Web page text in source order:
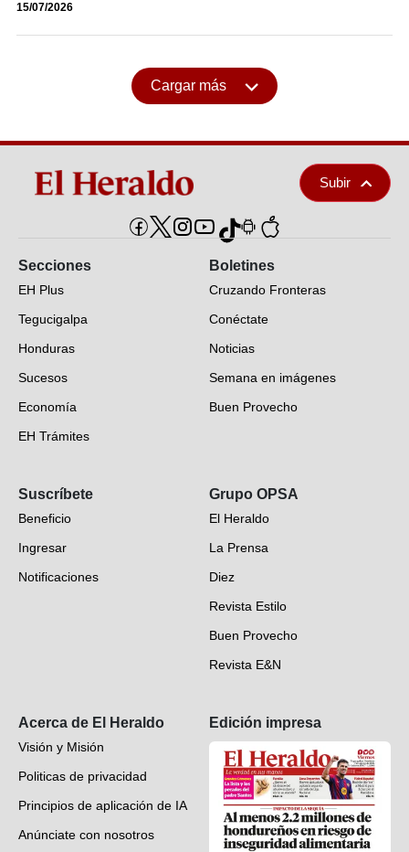
15/07/2026
Cargar más
Subir
Secciones
EH Plus
Tegucigalpa
Honduras
Sucesos
Economía
EH Trámites
EH Verifica
Fotogalerías
Deportes
Videos
Boletines
Cruzando Fronteras
Conéctate
Noticias
Semana en imágenes
Buen Provecho
Suscríbete
Beneficio
Ingresar
Notificaciones
Grupo OPSA
El Heraldo
La Prensa
Diez
Revista Estilo
Buen Provecho
Revista E&N
Acerca de El Heraldo
Visión y Misión
Politicas de privacidad
Principios de aplicación de IA
Anúnciate con nosotros
Edición impresa